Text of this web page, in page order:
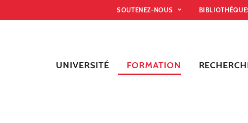
SOUTENEZ-NOUS
UNIVERSITÉ FORMATION